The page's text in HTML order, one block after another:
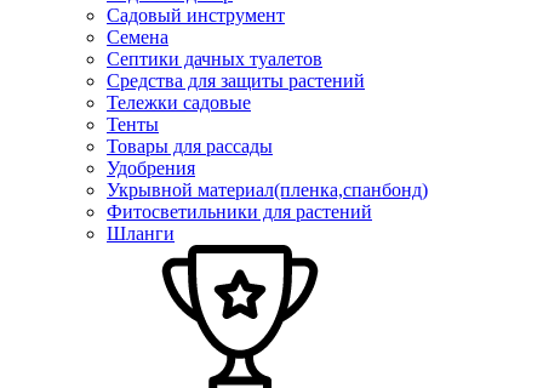
Садовый инструмент
Семена
Септики дачных туалетов
Средства для защиты растений
Тележки садовые
Тенты
Товары для рассады
Удобрения
Укрывной материал(пленка,спанбонд)
Фитосветильники для растений
Шланги